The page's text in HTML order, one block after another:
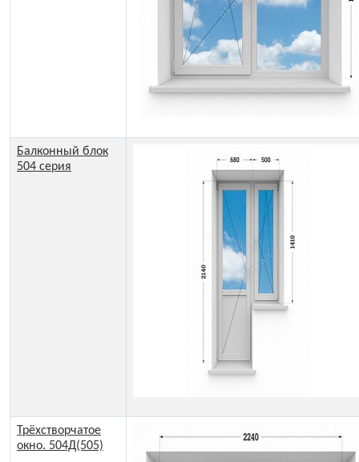
Балконный блок
504 серия
Трёхстворчатое
окно. 504Д(505)